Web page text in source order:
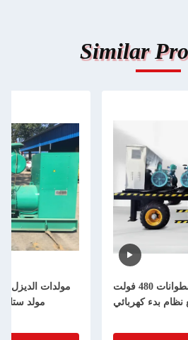
Similar
مولد بحري متعدد الأسطوانات 480 فولت
نظام بدء كهربائي
مولدات الديزل
مولد